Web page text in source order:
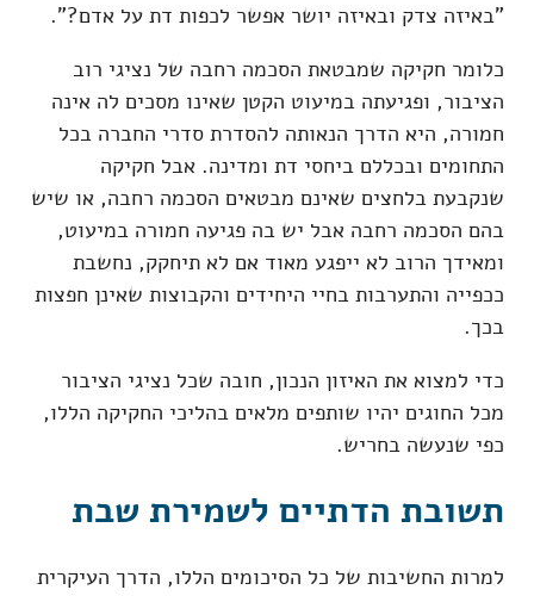
"באיזה צדק ובאיזה יושר אפשר לכפות דת על אדם?".
כלומר חקיקה שמבטאת הסכמה רחבה של נציגי רוב
הציבור, ופגיעתה במיעוט הקטן שאינו מסכים לה אינה
חמורה, היא הדרך הנאותה להסדרת סדרי החברה בכל
התחומים ובכללם ביחסי דת ומדינה. אבל חקיקה
שנקבעת בלחצים שאינם מבטאים הסכמה רחבה, או שיש
בהם הסכמה רחבה אבל יש בה פגיעה חמורה במיעוט,
ומאידך הרוב לא ייפגע מאוד אם לא תיחקק, נחשבת
ככפייה והתערבות בחיי היחידים והקבוצות שאינן חפצות
בכך.
כדי למצוא את האיזון הנכון, חובה שכל נציגי הציבור
מכל החוגים יהיו שותפים מלאים בהליכי החקיקה הללו,
כפי שנעשה בחריש.
תשובת הדתיים לשמירת שבת
למרות החשיבות של כל הסיכומים הללו, הדרך העיקרית